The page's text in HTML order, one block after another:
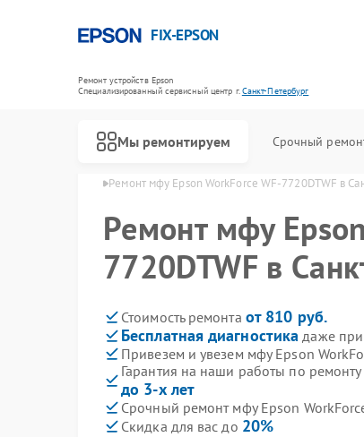
FIX-EPSON
Ремонт устройств Epson
Специализированный cервисный центр г.Санкт-Петербург
Мы ремонтируем Срочный
Санкт-Петербурге Ремонт мфу Epson WorkForce WF-7720DTWF в
Ремонт мфу
7720DTWF в
Стоимость ремонта от 810 руб.
Бесплатная диагностика даже при
Привезем и увезем мфу Epson
Гарантия на наши работы по
до 3-х лет
Срочный ремонт мфу Epson
Скидка для вас до 20%